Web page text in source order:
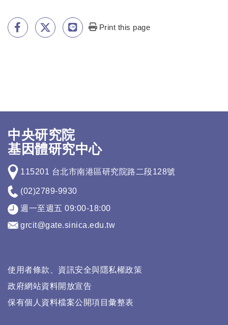
Print this page
中央研究院
基因體研究中心
115201 台北市南港區研究院路二段128號
(02)2789-9930
週一至週五 09:00-18:00
grcit@gate.sinica.edu.tw
使用者條款、資訊安全與隱私權政策
政府網站資料開放宣告
保有個人資料檔案公開項目彙整表